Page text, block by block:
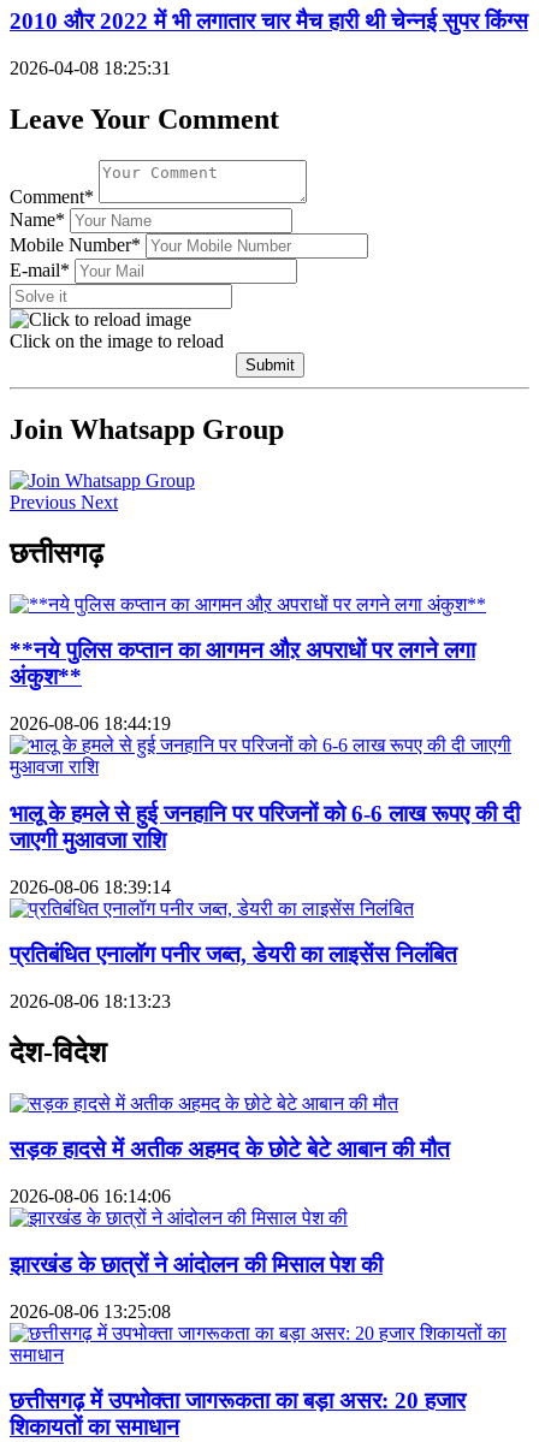
2010 और 2022 में भी लगातार चार मैच हारी थी चेन्नई सुपर किंग्स
2026-04-08 18:25:31
Leave Your Comment
Comment*
Name*
Mobile Number*
E-mail*
Click on the image to reload
Submit
Join Whatsapp Group
Previous Next
छत्तीसगढ़
**नये पुलिस कप्तान का आगमन औऱ अपराधों पर लगने लगा
अंकुश**
2026-08-06 18:44:19
भालू के हमले से हुई जनहानि पर परिजनों को 6-6 लाख रूपए की दी
जाएगी मुआवजा राशि
2026-08-06 18:39:14
प्रतिबंधित एनालॉग पनीर जब्त, डेयरी का लाइसेंस निलंबित
2026-08-06 18:13:23
देश-विदेश
सड़क हादसे में अतीक अहमद के छोटे बेटे आबान की मौत
2026-08-06 16:14:06
झारखंड के छात्रों ने आंदोलन की मिसाल पेश की
2026-08-06 13:25:08
छत्तीसगढ़ में उपभोक्ता जागरूकता का बड़ा असर: 20 हजार
शिकायतों का समाधान